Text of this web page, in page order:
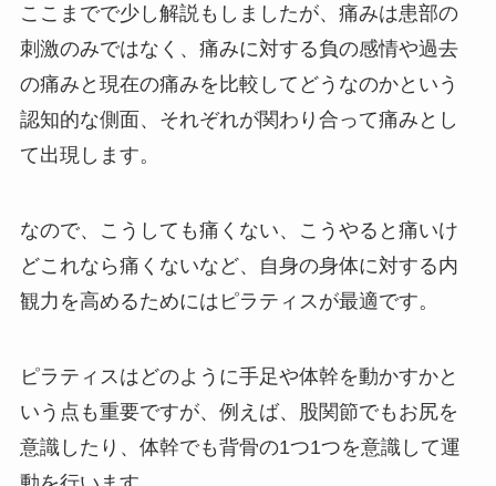
ここまでで少し解説もしましたが、痛みは患部の
刺激のみではなく、痛みに対する負の感情や過去
の痛みと現在の痛みを比較してどうなのかという
認知的な側面、それぞれが関わり合って痛みとし
て出現します。
なので、こうしても痛くない、こうやると痛いけ
どこれなら痛くないなど、自身の身体に対する内
観力を高めるためにはピラティスが最適です。
ピラティスはどのように手足や体幹を動かすかと
いう点も重要ですが、例えば、股関節でもお尻を
意識したり、体幹でも背骨の1つ1つを意識して運